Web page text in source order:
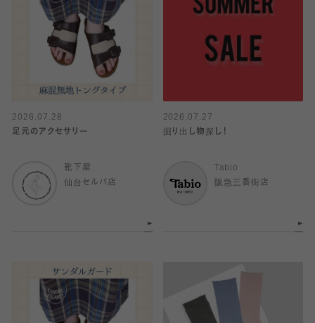
2026.07.28
足元のアクセサリー
靴下屋
仙台セルバ店
2026.07.27
掘り出し物探し！
Tabio
阪急三番街店